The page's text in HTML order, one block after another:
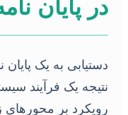
در پایان
دستیابی به یک
نتیجه یک فرآیند
رویکرد بر محورهای